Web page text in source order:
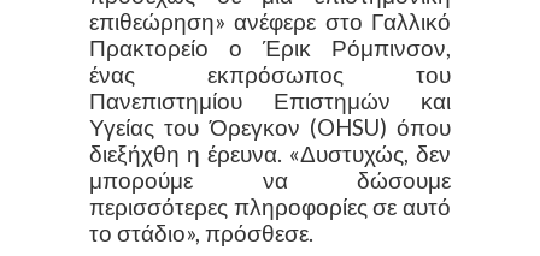
επιθεώρηση» ανέφερε στο Γαλλικό
Πρακτορείο ο Έρικ Ρόμπινσον,
ένας εκπρόσωπος του
Πανεπιστημίου Επιστημών και
Υγείας του Όρεγκον (OHSU) όπου
διεξήχθη η έρευνα. «Δυστυχώς, δεν
μπορούμε να δώσουμε
περισσότερες πληροφορίες σε αυτό
το στάδιο», πρόσθεσε.